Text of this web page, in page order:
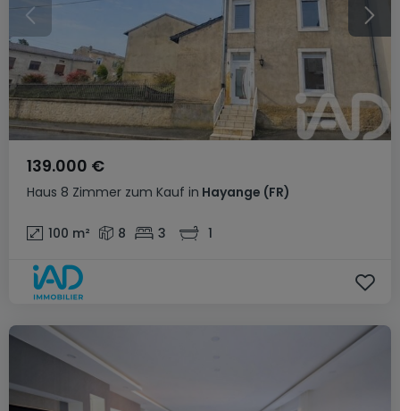
Haus 8 Zimmer zum Kauf in Hayange (FR)
139.000 €
100 m² 8 3 1